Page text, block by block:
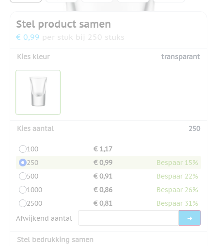
Stel product samen
€ 0,99 per stuk bij 250 stuks
Kies kleur transparant
Kies aantal 250
100
€ 1,17
250
€ 0,99
Bespaar 15%
500
€ 0,91
Bespaar 22%
1000
€ 0,86
Bespaar 26%
2500
€ 0,81
Bespaar 31%
Afwijkend aantal
Stel bedrukking samen